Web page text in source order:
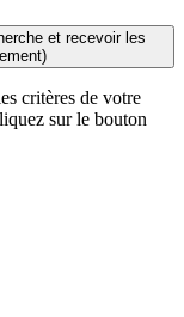
et recevoir les
critères de votre
sur le bouton